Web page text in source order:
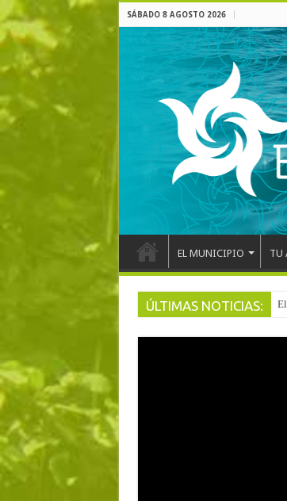
SÁBADO 8 AGOSTO 2026
EL MUNICIPIO TU
ÚLTIMAS NOTICIAS: